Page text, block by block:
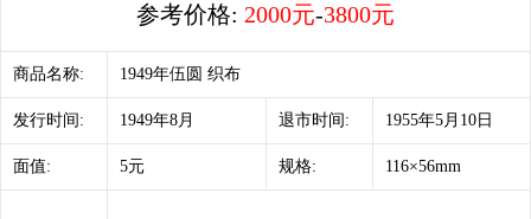
参考价格: 2000元-3800元
商品名称: 1949年伍圆 织布
发行时间: 1949年8月 退市时间: 1955年5月10日
面值: 5元 规格: 116×56mm